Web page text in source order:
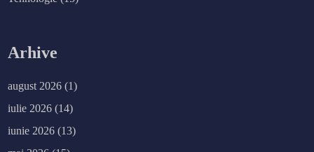
Arhive
august 2026 (1)
iulie 2026 (14)
iunie 2026 (13)